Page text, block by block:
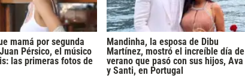
mamá por segunda
Pérsico, el músico
las primeras fotos de
Mandinha, la esposa de Dibu
Martínez, mostró el increíble día de
verano que pasó con sus hijos, Ava
y Santi, en Portugal